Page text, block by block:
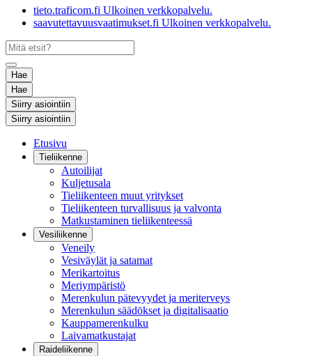
tieto.traficom.fi Ulkoinen verkkopalvelu.
saavutettavuusvaatimukset.fi Ulkoinen verkkopalvelu.
Hae
Hae
Siirry asiointiin
Siirry asiointiin
Etusivu
Tieliikenne
Autoilijat
Kuljetusala
Tieliikenteen muut yritykset
Tieliikenteen turvallisuus ja valvonta
Matkustaminen tieliikenteessä
Vesiliikenne
Veneily
Vesiväylät ja satamat
Merikartoitus
Meriympäristö
Merenkulun pätevyydet ja meriterveys
Merenkulun säädökset ja digitalisaatio
Kauppamerenkulku
Laivamatkustajat
Raideliikenne